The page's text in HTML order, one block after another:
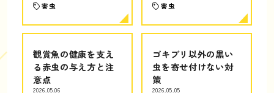
害虫 害虫
観賞魚の健康を支え
る赤虫の与え方と注
意点
2026.05.06
ゴキブリ以外の黒い
虫を寄せ付けない対
策
2026.05.05